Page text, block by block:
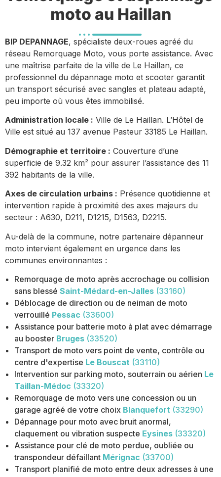
moto au Haillan
BIP DEPANNAGE, spécialiste deux-roues agréé du
réseau Remorquage Moto, vous porte assistance. Avec
une maîtrise parfaite de la ville de Le Haillan, ce
professionnel du dépannage moto et scooter garantit
un transport sécurisé avec sangles et plateau adapté,
peu importe où vous êtes immobilisé.
Administration locale : Ville de Le Haillan. L’Hôtel de
Ville est situé au 137 avenue Pasteur 33185 Le Haillan.
Démographie et territoire : Couverture d’une
superficie de 9.32 km² pour assurer l’assistance des 11
392 habitants de la ville.
Axes de circulation urbains : Présence quotidienne et
intervention rapide à proximité des axes majeurs du
secteur : A630, D211, D1215, D1563, D2215.
Au-delà de la commune, notre partenaire dépanneur
moto intervient également en urgence dans les
communes environnantes :
Remorquage de moto après accrochage ou collision
sans blessé Saint-Médard-en-Jalles (33160)
Déblocage de direction ou de neiman de moto
verrouillé Pessac (33600)
Assistance pour batterie moto à plat avec démarrage
au booster Bruges (33520)
Transport de moto vers point de vente, contrôle ou
centre d'expertise Le Bouscat (33110)
Intervention sur parking moto, souterrain ou aérien Le
Taillan-Médoc (33320)
Remorquage de moto vers une concession ou un
garage agréé de votre choix Blanquefort (33290)
Dépannage pour moto avec bruit anormal,
claquement ou vibration suspecte Eysines (33320)
Assistance pour clé de moto perdue, oubliée ou
transpondeur défaillant Mérignac (33700)
Transport planifié de moto entre deux adresses à une